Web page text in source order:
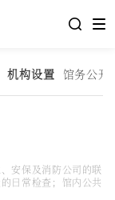
机构设置 馆务公开
安保及消防公司的联
日常检查；馆内公共